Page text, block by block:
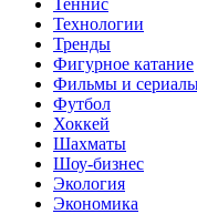
Технологии
Тренды
Фигурное катание
Фильмы и
Футбол
Хоккей
Шахматы
Шоу-бизнес
Экология
Экономика